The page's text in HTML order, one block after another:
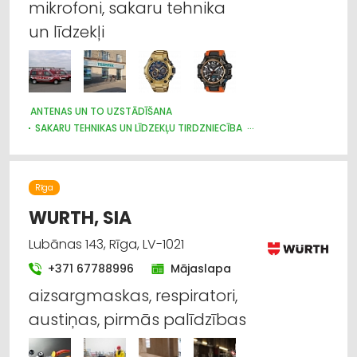
mikrofoni, sakaru tehnika
un līdzekļi
ANTENAS UN TO UZSTĀDĪŠANA
SAKARU TEHNIKAS UN LĪDZEKĻU TIRDZNIECĪBA
SAKARU TEHNIKAS UN LĪDZEKĻU LABOŠANA, SERVISS
PULKSTEŅU TIRDZNIECĪBA
APSARDZE: AIZSARGIERĪCES, SISTĒMAS, VIDEONOVĒROŠANA
Rīga
WURTH, SIA
Lubānas 143, Rīga, LV-1021
+371 67788996 Mājaslapa
aizsargmaskas, respiratori,
austiņas, pirmās palīdzības